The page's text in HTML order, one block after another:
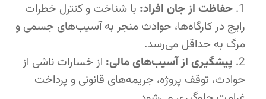
حفاظت از جان افراد: با شناخت و کنترل خطرات
رایج در کارگاه‌ها، حوادث منجر به آسیب‌های جسمی و
مرگ به حداقل می‌رسد.
پیشگیری از آسیب‌های مالی: از خسارات ناشی از
حوادث، توقف پروژه، جریمه‌های قانونی و پرداخت